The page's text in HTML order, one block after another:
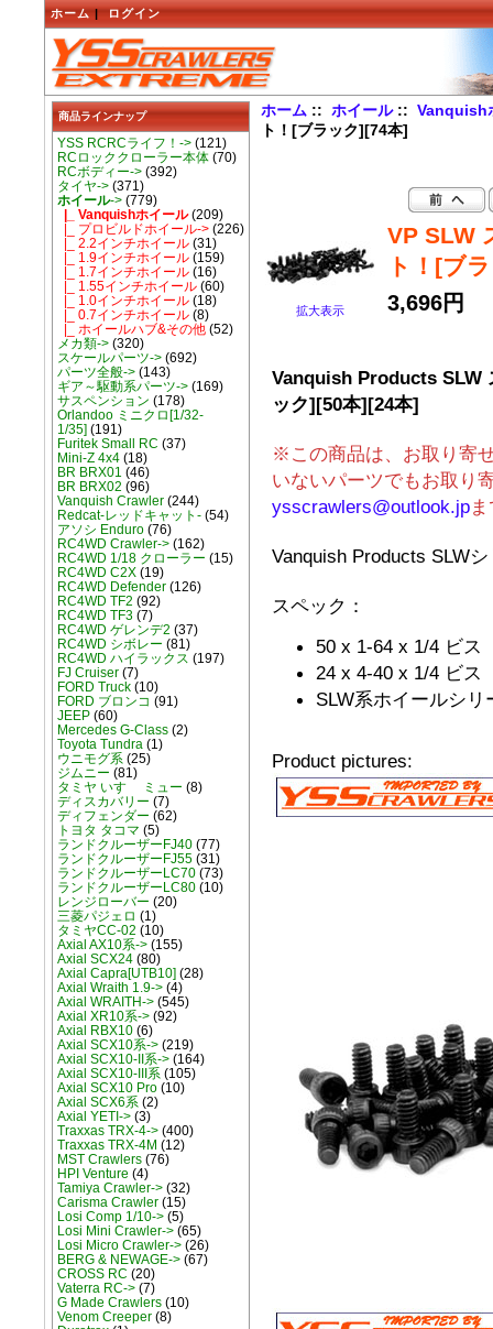
ホーム | ログイン
商品ラインナップ
YSS RCRCライフ！->(121)
RCロッククローラー本体(70)
RCボディー->(392)
タイヤ->(371)
ホイール->(779)
|_ Vanquishホイール(209)
|_ プロビルドホイール->(226)
|_ 2.2インチホイール(31)
|_ 1.9インチホイール(159)
|_ 1.7インチホイール(16)
|_ 1.55インチホイール(60)
|_ 1.0インチホイール(18)
|_ 0.7インチホイール(8)
|_ ホイールハブ&その他(52)
メカ類->(320)
スケールパーツ->(692)
パーツ全般->(143)
ギア～駆動系パーツ->(169)
サスペンション (178)
Orlandoo ミニクロ[1/32-
1/35] (191)
Furitek Small RC (37)
Mini-Z 4x4(18)
BR BRX01 (46)
BR BRX02 (96)
Vanquish Crawler(244)
Redcat-レッドキャット-(54)
アソシ Enduro(76)
RC4WD Crawler->(162)
RC4WD 1/18 クローラー (15)
RC4WD C2X(19)
RC4WD Defender(126)
RC4WD TF2 (92)
RC4WD TF3(7)
RC4WD ゲレンデ2 (37)
RC4WD シボレー (81)
RC4WD ハイラックス (197)
FJ Cruiser(7)
FORD Truck(10)
FORD ブロンコ (91)
JEEP(60)
Mercedes G-Class(2)
Toyota Tundra(1)
ウニモグ系(25)
ジムニー (81)
タミヤ いすゞ ミュー (8)
ディスカバリー (7)
ディフェンダー (62)
トヨタ タコマ (5)
ランドクルーザーFJ40(77)
ランドクルーザーFJ55(31)
ランドクルーザーLC70(73)
ランドクルーザーLC80(10)
レンジローバー (20)
三菱パジェロ (1)
タミヤCC-02 (10)
Axial AX10系->(155)
Axial SCX24(80)
Axial Capra[UTB10] (28)
Axial Wraith 1.9->(4)
Axial WRAITH->(545)
Axial XR10系->(92)
Axial RBX10(6)
Axial SCX10系->(219)
Axial SCX10-II系->(164)
Axial SCX10-III系(105)
Axial SCX10 Pro(10)
Axial SCX6系(2)
Axial YETI->(3)
Traxxas TRX-4->(400)
Traxxas TRX-4M (12)
MST Crawlers(76)
HPI Venture (4)
Tamiya Crawler->(32)
Carisma Crawler(15)
Losi Comp 1/10->(5)
Losi Mini Crawler->(65)
Losi Micro Crawler->(26)
BERG & NEWAGE->(67)
CROSS RC (20)
Vaterra RC->(7)
G Made Crawlers(10)
Venom Creeper(8)
ホーム ::ホイール::Vanquish
ト！[ブラック][74本]
拡大表示
VP SLW
ト！[ブ
3,696円
Vanquish Products SLW
ック][50本][24本]
※この商品は、お取り寄
いないパーツでもお取り
ysscrawlers@outlook.jp
Vanquish Products SLW
スペック：
50 x 1-64 x 1/4 ビス
24 x 4-40 x 1/4 ビス
SLW系ホイールシ
Product pictures: